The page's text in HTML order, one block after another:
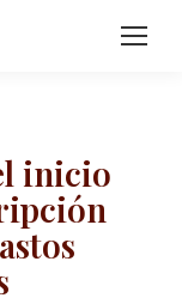
inicio